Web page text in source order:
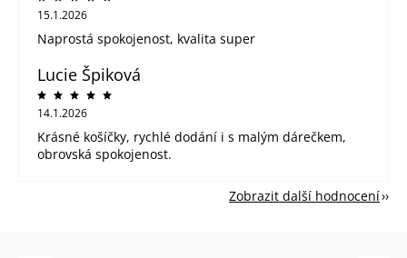
15.1.2026
Naprostá spokojenost, kvalita super
Lucie Špiková
14.1.2026
Krásné košíčky, rychlé dodání i s malým dárečkem,
obrovská spokojenost.
Zobrazit další hodnocení